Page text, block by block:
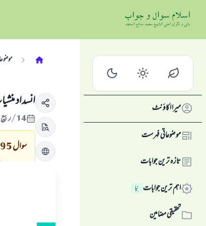
میرا اکاؤنٹ
موضوعاتی فہرست
تازہ ترین جوابات
اہم ترین جوابات نِیا
تحقیقی مضامین
انسداد
14/ربيع الثاني/1429 , 20/اپریل/2008
سوال
ان